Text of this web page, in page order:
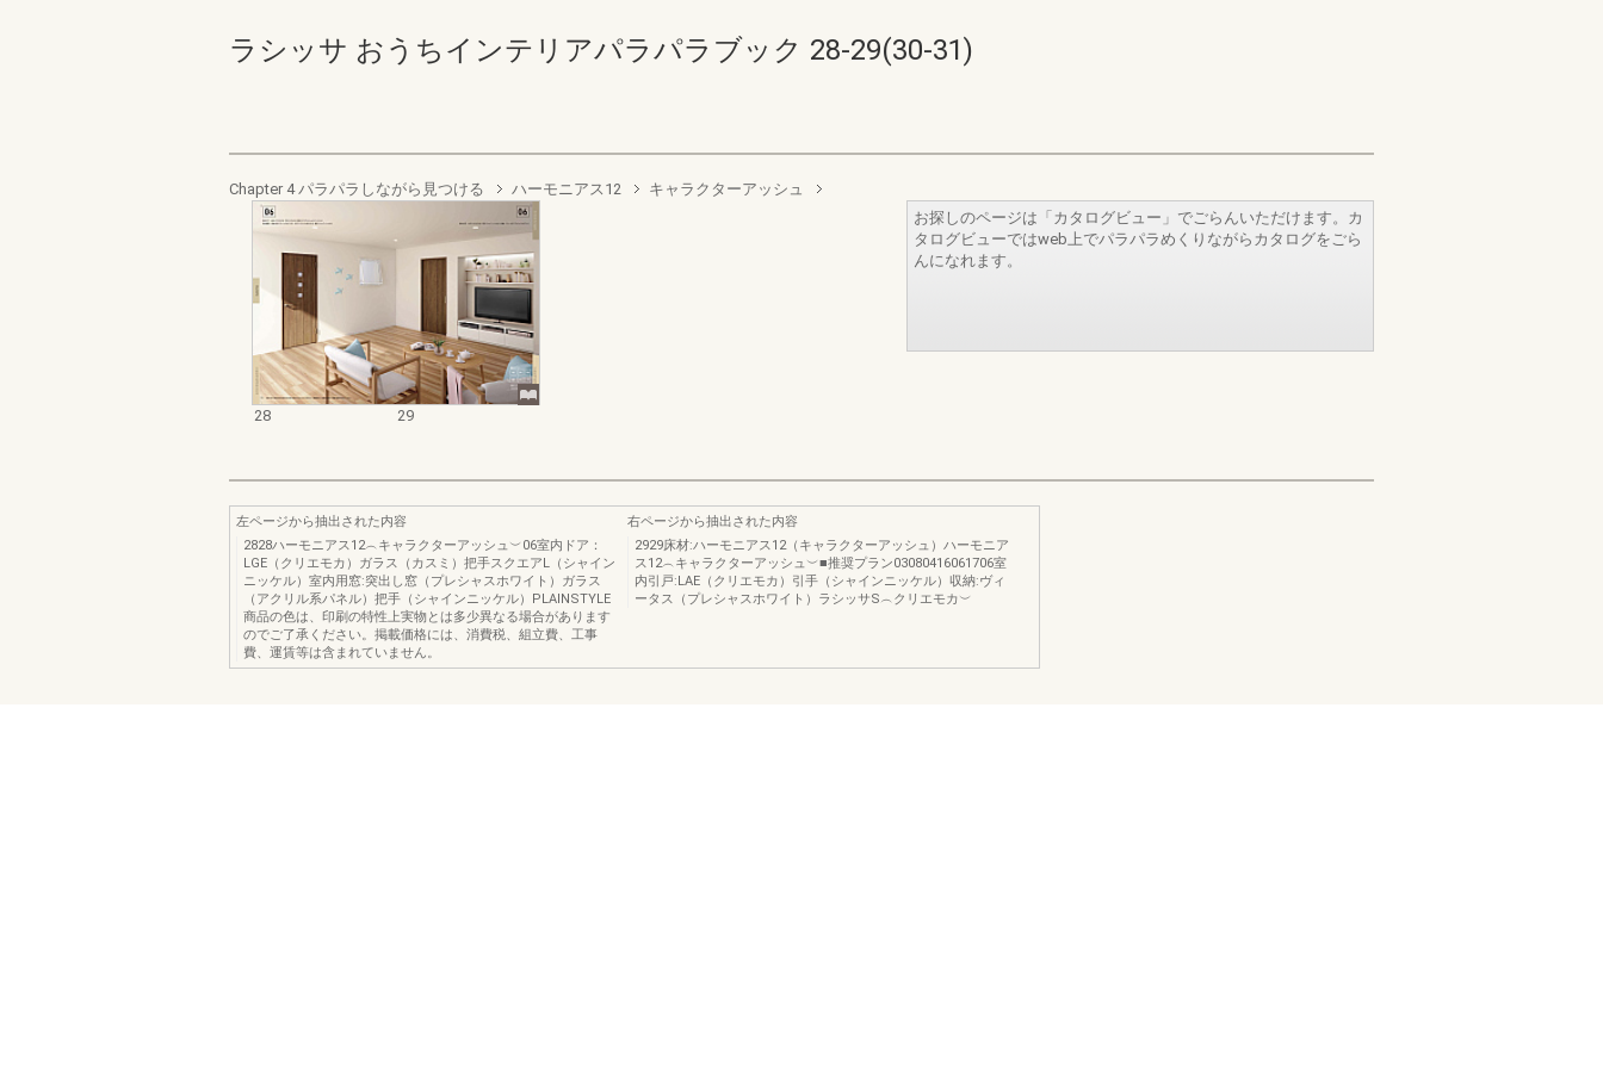
ラシッサ おうちインテリアパラパラブック 28-29(30-31)
Chapter 4 パラパラしながら見つける ハーモニアス12 キャラクターアッシュ
28 29
お探しのページは「カタログビュー」でごらんいただけます。カ
タログビューではweb上でパラパラめくりながらカタログをごら
んになれます。
左ページから抽出された内容
2828ハーモニアス12︵キャラクターアッシュ︶06室内ドア：
LGE（クリエモカ）ガラス（カスミ）把手スクエアL（シャイン
ニッケル）室内用窓:突出し窓（プレシャスホワイト）ガラス
（アクリル系パネル）把手（シャインニッケル）PLAINSTYLE
商品の色は、印刷の特性上実物とは多少異なる場合があります
のでご了承ください。掲載価格には、消費税、組立費、工事
費、運賃等は含まれていません。
右ページから抽出された内容
2929床材:ハーモニアス12（キャラクターアッシュ）ハーモニア
ス12︵キャラクターアッシュ︶■推奨プラン03080416061706室
内引戸:LAE（クリエモカ）引手（シャインニッケル）収納:ヴィ
ータス（プレシャスホワイト）ラシッサS︵クリエモカ︶